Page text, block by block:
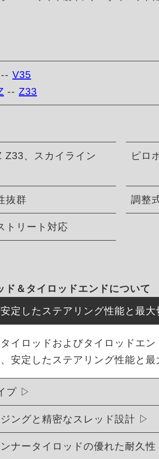
-- V35
-- Z33
Z33、スカイライン
ピロ
抜群 調整
トリート対応
＆タイロッドエンドについて
定したステアリング性能と最
イロッドおよびタイロッドエ
安定したステアリング性能と最
プ
ングと精密なスレッド設計
ナータイロッドの優れた耐久性